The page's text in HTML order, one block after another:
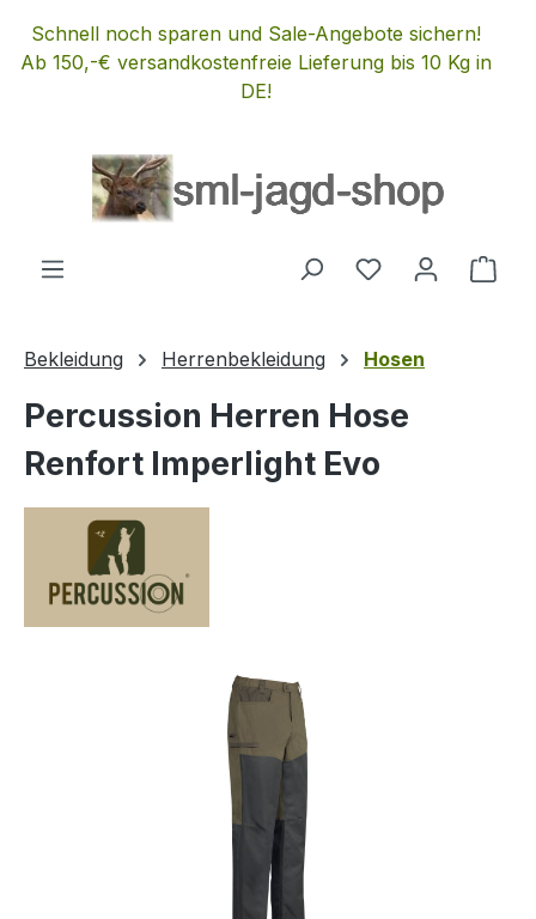
Zum Hauptinhalt springen
Schnell noch sparen und Sale-Angebote sichern!
Ab 150,-€ versandkostenfreie Lieferung bis 10 Kg in
DE!
Du hast 0
Bekleidung Herrenbekleidung Hosen
Percussion Herren Hose
Renfort Imperlight Evo
Bildergalerie überspringen